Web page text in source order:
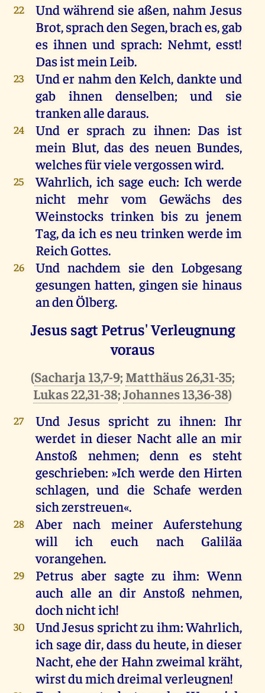
22 Undwährend sie aßen,nahm Jesus
Brot,sprachden Segen,braches,gab
es ihnen und sprach: Nehmt, esst!
DasistmeinLeib.
23 Under nahm den Kelch, dankte und
gab
ihnen denselben;und
sie
trankenalledaraus.
24 Und er sprach zu ihnen: Das ist
mein Blut,das des neuen Bundes,
welchesfürvielevergossenwird.
25 Wahrlich, ich sage euch: Ich werde
nicht
mehr vom Gewächs
des
Weinstocks trinken bis zu jenem
Tag,da ich esneu trinkenwerde im
ReichGottes.
26 Und nachdem sie den Lobgesang
gesungen hatten, gingen sie hinaus
andenÖlberg.
Jesus sagt Petrus' Verleugnung
voraus
(Sacharja 13,7-9; Matthäus 26,31-35;
Lukas 22,31-38;Johannes 13,36-38)
27 Und Jesus spricht zu ihnen: Ihr
werdet in dieser Nacht alle an mir
Anstoß
nehmen; denn es
steht
geschrieben: »Ich werde den Hirten
schlagen,und die Schafe werden
sichzerstreuen«.
28 Aber nach meiner
Auferstehung
will
ich euch nach
Galiläa
vorangehen.
29 Petrus aber sagte zu ihm:Wenn
auch alle an dir Anstoß nehmen,
dochnichtich!
30 UndJesus sprichtzuihm:Wahrlich,
ich sage dir, dass duheute,indieser
Nacht,ehe der Hahnzweimal kräht,
wirstdumichdreimalverleugnen!